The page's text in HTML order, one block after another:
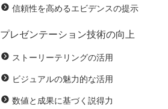
信頼性を高めるエビデンスの提示
プレゼンテーション技術の向上
ストーリーテリングの活用
ビジュアルの魅力的な活用
数値と成果に基づく説得力